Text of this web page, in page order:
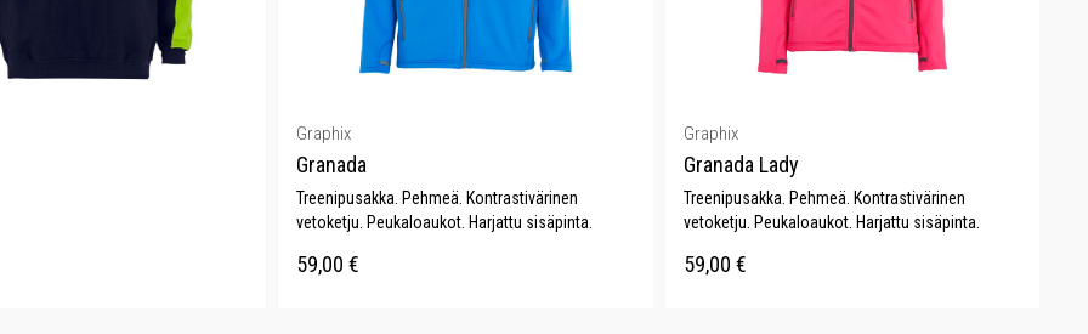
Graphix
Granada
Treenipusakka. Pehmeä. Kontrastivärinen
vetoketju. Peukaloaukot. Harjattu sisäpinta.
59,00 €
Graphix
Granada Lady
Treenipusakka. Pehmeä. Kontrastivärinen
vetoketju. Peukaloaukot. Harjattu sisäpinta.
59,00 €